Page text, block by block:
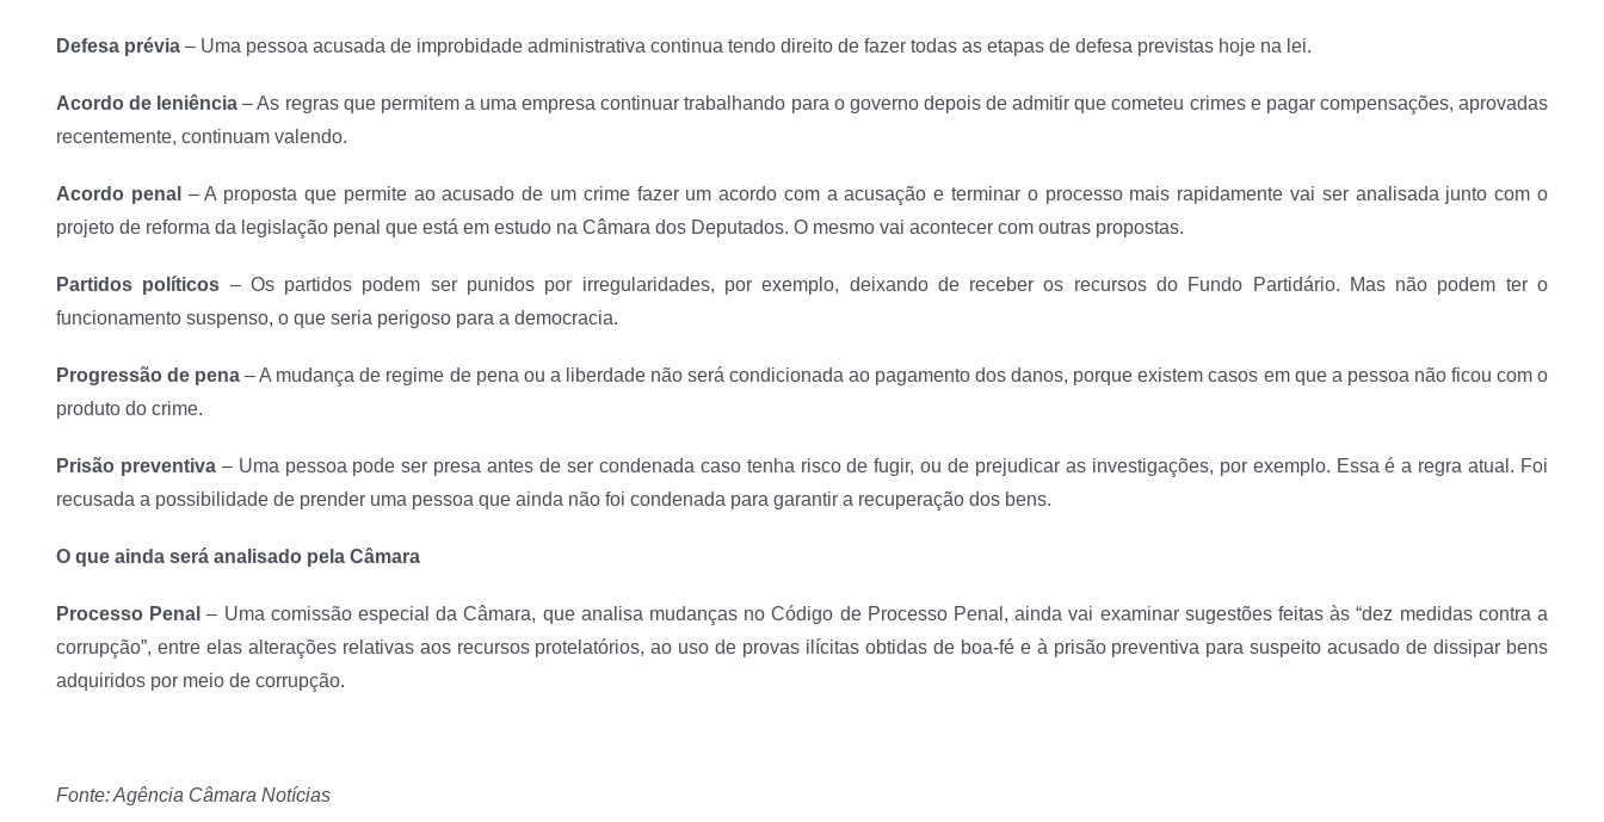
Defesa prévia – Uma pessoa acusada de improbidade administrativa continua tendo direito de fazer todas as etapas de defesa previstas hoje na lei.
Acordo de leniência– As regras que permitem a uma empresa continuar trabalhando para o governo depois de admitir que cometeu crimes e pagar compensações, aprovadas
recentemente, continuam valendo.
Acordo penal – A proposta que permite ao acusado de um crime fazer um acordo com a acusação e terminar o processo mais rapidamente vai ser analisada junto com o
projeto de reforma da legislação penal que está em estudo na Câmara dos Deputados. O mesmo vai acontecer com outras propostas.
Partidos políticos – Os partidos podem ser punidos por irregularidades, por exemplo, deixando de receber os recursos do Fundo Partidário. Mas não podem ter o
funcionamento suspenso, o que seria perigoso para a democracia.
Progressão de pena– A mudança de regime de pena ou a liberdade não será condicionada ao pagamento dos danos, porque existem casos em que a pessoa não ficou com o
produto do crime.
Prisão preventiva – Uma pessoa pode ser presa antes de ser condenada caso tenha risco de fugir, ou de prejudicar as investigações, por exemplo. Essa é a regra atual. Foi
recusada a possibilidade de prender uma pessoa que ainda não foi condenada para garantir a recuperação dos bens.
O que ainda será analisado pela Câmara
Processo Penal– Uma comissão especial da Câmara, que analisa mudanças no Código de Processo Penal, ainda vai examinar sugestões feitas às “dez medidas contra a
corrupção”, entre elas alterações relativas aos recursos protelatórios, ao uso de provas ilícitas obtidas de boa-fé e à prisão preventiva para suspeito acusado de dissipar bens
adquiridos por meio de corrupção.
Fonte: Agência Câmara Notícias